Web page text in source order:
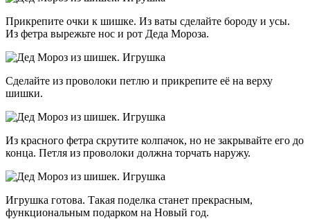
Прикрепите очки к шишке. Из ваты сделайте бороду и усы.
Из фетра вырежьте нос и рот Деда Мороза.
Сделайте из проволоки петлю и прикрепите её на верху
шишки.
Из красного фетра скрутите колпачок, но не закрывайте его до
конца. Петля из проволоки должна торчать наружу.
Игрушка готова. Такая поделка станет прекрасным,
функциональным подарком на Новый год.